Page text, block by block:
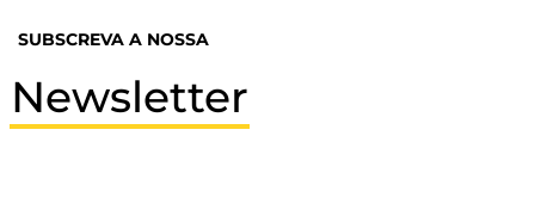
SUBSCREVA A NOSSA
Newsletter